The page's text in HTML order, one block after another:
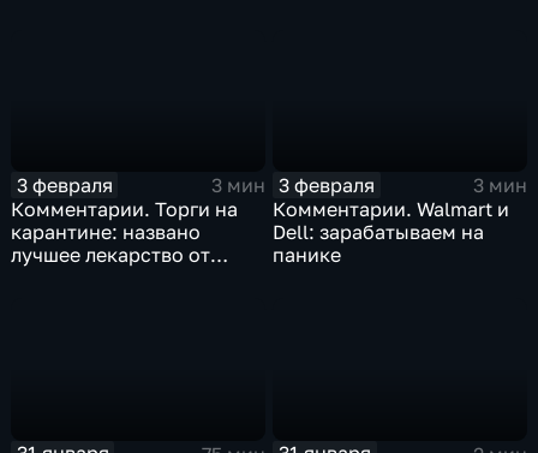
3 февраля
3 мин
Комментарии. Торги на
карантине: названо
лучшее лекарство от
3 февраля
3 мин
Комментарии. Walmart и
Dell: зарабатываем на
панике